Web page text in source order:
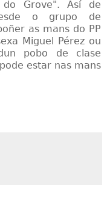
Grove". Así de
o grupo de
as mans do PP
Miguel Pérez ou
pobo de clase
estar nas mans